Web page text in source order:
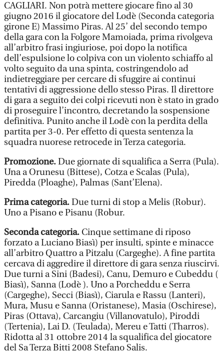
CAGLIARI. Non potrà mettere giocare fino al 30
giugno 2016 il giocatore del Lodè (Seconda categoria
girone E) Massimo Piras. Al 25’ del secondo tempo
della gara con la Folgore Mamoiada, prima rivolgeva
all’arbitro frasi ingiuriose, poi dopo la notifica
dell’espulsione lo colpiva con un violento schiaffo al
volto seguito da una spinta, costringendolo ad
indietreggiare per cercare di sfuggire ai continui
tentativi di aggressione dello stesso Piras. Il direttore
di gara a seguito dei colpi ricevuti non è stato in grado
di proseguire l’incontro, decretando la sospensione
definitiva. Punito anche il Lodè con la perdita della
partita per 3-0. Per effetto di questa sentenza la
squadra nuorese retrocede in Terza categoria.
Promozione.Due giornate di squalifica a Serra (Pula).
Una a Orunesu (Bittese), Cotza e Scalas (Pula),
Piredda (Ploaghe), Palmas (Sant’Elena).
Prima categoria.Due turni di stop a Melis (Robur).
Uno a Pisano e Pisanu (Robur.
Seconda categoria. Cinque settimane di riposo
forzato a Luciano Biasì) per insulti, spinte e minacce
all’arbitro Quattro a Pitzalu (Cargeghe). A fine partita
cercava di aggredire il direttore di gara senza riuscirvi.
Due turni a Sini (Badesi), Canu, Demuro e Cubeddu (
Biasì), Sanna (Lodè ). Uno a Porcheddu e Serra
(Cargeghe), Secci (Biasì), Ciarula e Rassu (Lanteri),
Mura, Musu e Sanna (Oristanese), Masia (Oschirese),
Piras (Ottava), Carcangiu (Villanovatulo), Piroddi
(Tertenia), Lai D. (Teulada), Mereu e Tatti (Tharros).
Ridotta al 31 ottobre 2014 la squalifica del giocatore
del Sa Terza Bitti 2008 Stefano Salis.